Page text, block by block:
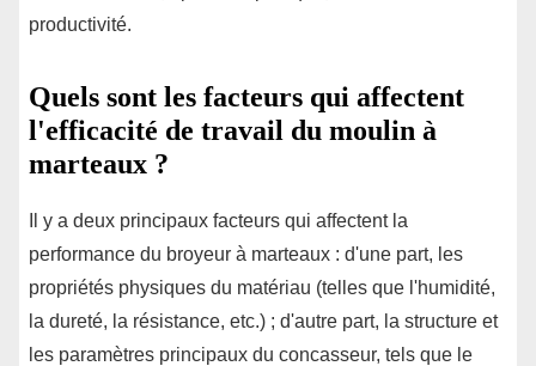
productivité.
Quels sont les facteurs qui affectent
l'efficacité de travail du moulin à
marteaux ?
Il y a deux principaux facteurs qui affectent la
performance du broyeur à marteaux : d'une part, les
propriétés physiques du matériau (telles que l'humidité,
la dureté, la résistance, etc.) ; d'autre part, la structure et
les paramètres principaux du concasseur, tels que le